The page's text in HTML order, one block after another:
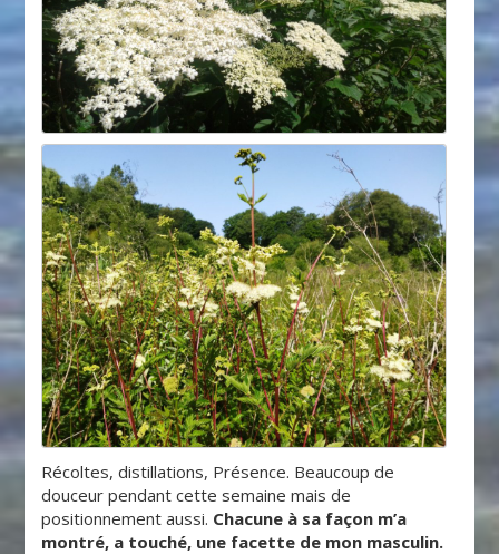
Récoltes, distillations, Présence. Beaucoup de
douceur pendant cette semaine mais de
positionnement aussi. Chacune à sa façon m’a
montré, a touché, une facette de mon masculin.